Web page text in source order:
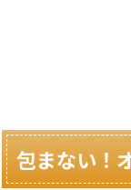
包まない！